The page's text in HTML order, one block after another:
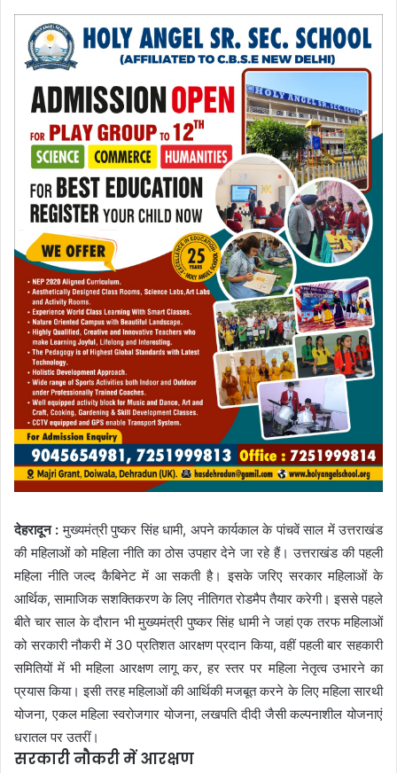
देहरादून : मुख्यमंत्री पुष्कर सिंह धामी, अपने कार्यकाल के पांचवें साल में उत्तराखंड
की महिलाओं को महिला नीति का ठोस उपहार देने जा रहे हैं। उत्तराखंड की पहली
महिला नीति जल्द कैबिनेट में आ सकती है। इसके जरिए सरकार महिलाओं के
आर्थिक, सामाजिक सशक्तिकरण के लिए नीतिगत रोडमैप तैयार करेगी। इससे पहले
बीते चार साल के दौरान भी मुख्यमंत्री पुष्कर सिंह धामी ने जहां एक तरफ महिलाओं
को सरकारी नौकरी में 30 प्रतिशत आरक्षण प्रदान किया, वहीं पहली बार सहकारी
समितियों में भी महिला आरक्षण लागू कर, हर स्तर पर महिला नेतृत्व उभारने का
प्रयास किया। इसी तरह महिलाओं की आर्थिकी मजबूत करने के लिए महिला सारथी
योजना, एकल महिला स्वरोजगार योजना, लखपति दीदी जैसी कल्पनाशील योजनाएं
धरातल पर उतरीं।
सरकारी नौकरी में आरक्षण